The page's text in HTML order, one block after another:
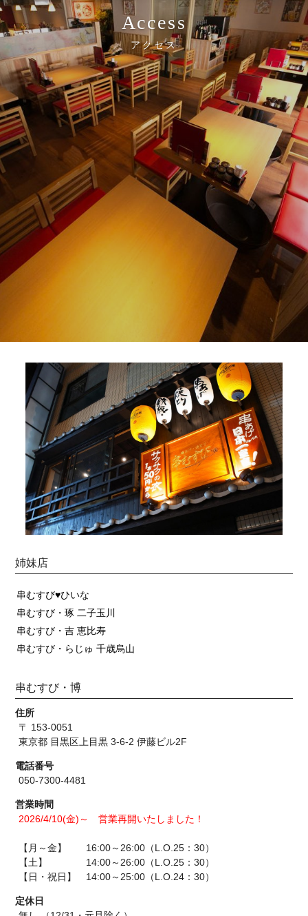
Access
アクセス
姉妹店
串むすび♥ひいな
串むすび・琢 二子玉川
串むすび・吉 恵比寿
串むすび・らじゅ 千歳烏山
串むすび・博
住所
〒 153-0051
東京都 目黒区上目黒 3-6-2 伊藤ビル2F
電話番号
050-7300-4481
営業時間
2026/4/10(金)～ 営業再開いたしました！
【月～金】 16:00～26:00（L.O.25：30）
【土】 14:00～26:00（L.O.25：30）
【日・祝日】 14:00～25:00（L.O.24：30）
定休日